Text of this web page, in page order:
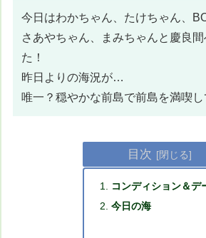
今日はわかちゃん、たけちゃん、
さあやちゃん、まみちゃんと慶良
た！
昨日よりの海況が…
唯一？穏やかな前島で前島を満喫し
目次
コンディション＆デ
今日の海